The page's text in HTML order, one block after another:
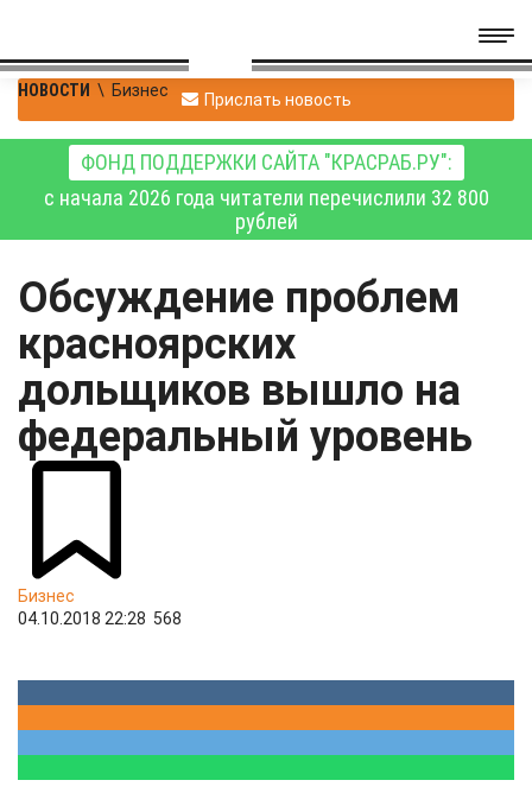
НОВОСТИ \ Бизнес Прислать новость
ФОНД ПОДДЕРЖКИ САЙТА "КРАСРАБ.РУ":
с начала 2026 года читатели перечислили 32 800
рублей
Обсуждение проблем
красноярских
дольщиков вышло на
федеральный уровень
Бизнес
04.10.2018 22:28 568